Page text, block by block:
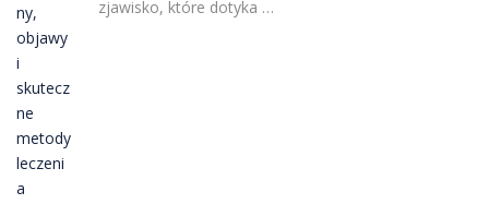
zjawisko, które dotyka …